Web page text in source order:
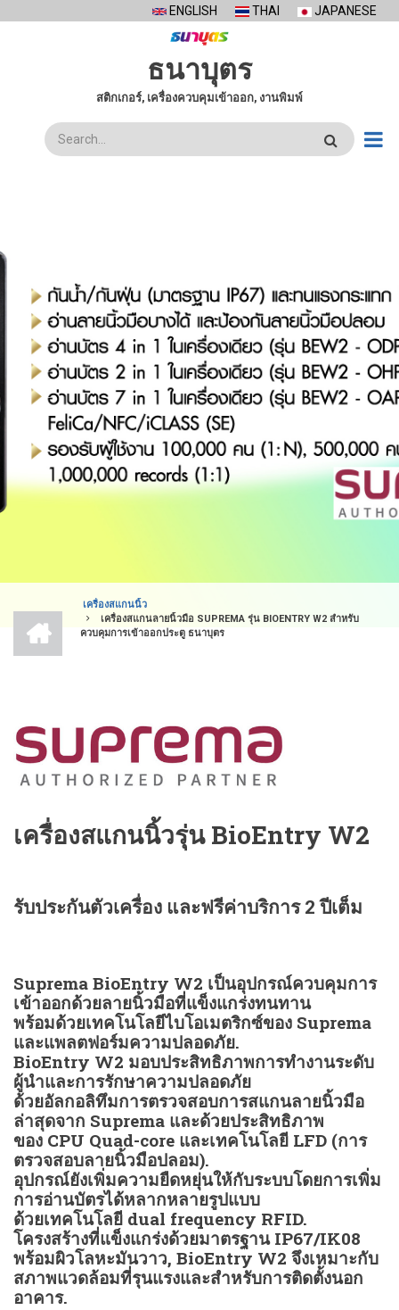
ENGLISH THAI JAPANESE
ธนาบุตร
สติกเกอร์, เครื่องควบคุมเข้าออก, งานพิมพ์
ค้นหา
BREADCRUMB
แรก
เครื่องสแกนนิ้ว
เครื่องสแกนลายนิ้วมือ SUPREMA รุ่น BIOENTRY W2 สำหรับ
ควบคุมการเข้าออกประตู ธนาบุตร
เครื่องสแกนนิ้วรุ่น BioEntry W2
รับประกันตัวเครื่อง และฟรีค่าบริการ 2 ปีเต็ม
Suprema BioEntry W2 เป็นอุปกรณ์ควบคุมการ
เข้าออกด้วยลายนิ้วมือที่แข็งแกร่งทนทาน
พร้อมด้วยเทคโนโลยีไบโอเมตริกซ์ของ Suprema
และแพลตฟอร์มความปลอดภัย.
BioEntry W2 มอบประสิทธิภาพการทำงานระดับ
ผู้นำและการรักษาความปลอดภัย
ด้วยอัลกอลิทึมการตรวจสอบการสแกนลายนิ้วมือ
ล่าสุดจาก Suprema และด้วยประสิทธิภาพ
ของ CPU Quad-core และเทคโนโลยี LFD (การ
ตรวจสอบลายนิ้วมือปลอม).
อุปกรณ์ยังเพิ่มความยืดหยุ่นให้กับระบบโดยการเพิ่ม
การอ่านบัตรได้หลากหลายรูปแบบ
ด้วยเทคโนโลยี dual frequency RFID.
โครงสร้างที่แข็งแกร่งด้วยมาตรฐาน IP67/IK08
พร้อมผิวโลหะมันวาว, BioEntry W2 จึงเหมาะกับ
สภาพแวดล้อมที่รุนแรงและสำหรับการติดตั้งนอก
อาคาร.